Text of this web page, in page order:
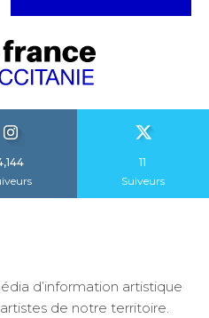
11
Suiveurs
d’information artistique
de notre territoire.